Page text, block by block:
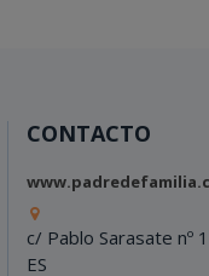
CONTACTO
c/ Pablo Sarasate nº
ES